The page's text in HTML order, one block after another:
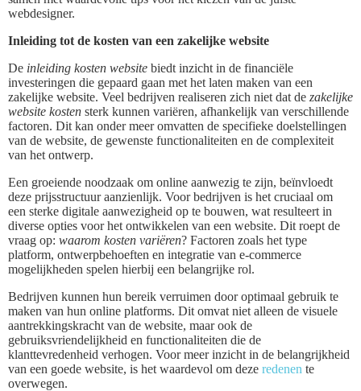
webdesigner.
Inleiding tot de kosten van een zakelijke website
De inleiding kosten website biedt inzicht in de financiële
investeringen die gepaard gaan met het laten maken van een
zakelijke website. Veel bedrijven realiseren zich niet dat de zakelijke
website kosten sterk kunnen variëren, afhankelijk van verschillende
factoren. Dit kan onder meer omvatten de specifieke doelstellingen
van de website, de gewenste functionaliteiten en de complexiteit
van het ontwerp.
Een groeiende noodzaak om online aanwezig te zijn, beïnvloedt
deze prijsstructuur aanzienlijk. Voor bedrijven is het cruciaal om
een sterke digitale aanwezigheid op te bouwen, wat resulteert in
diverse opties voor het ontwikkelen van een website. Dit roept de
vraag op: waarom kosten variëren? Factoren zoals het type
platform, ontwerpbehoeften en integratie van e-commerce
mogelijkheden spelen hierbij een belangrijke rol.
Bedrijven kunnen hun bereik verruimen door optimaal gebruik te
maken van hun online platforms. Dit omvat niet alleen de visuele
aantrekkingskracht van de website, maar ook de
gebruiksvriendelijkheid en functionaliteiten die de
klanttevredenheid verhogen. Voor meer inzicht in de belangrijkheid
van een goede website, is het waardevol om deze redenen te
overwegen.